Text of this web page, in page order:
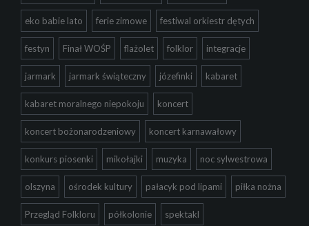
eko babie lato ferie zimowe festiwal orkiestr dętych
festyn Finał WOŚP flażolet folklor integracje
jarmark jarmark świąteczny józefinki kabaret
kabaret moralnego niepokoju koncert
koncert bożonarodzeniowy koncert karnawałowy
konkurs piosenki mikołajki muzyka noc sylwestrowa
olszyna ośrodek kultury pałacyk pod lipami piłka nożna
Przegląd Folkloru półkolonie spektakl